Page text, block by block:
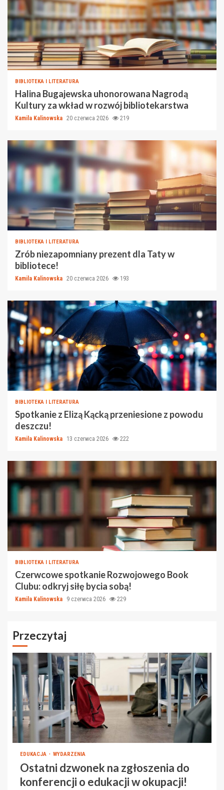
BIBLIOTEKA I LITERATURA
Halina Bugajewska uhonorowana Nagrodą
Kultury za wkład w rozwój bibliotekarstwa
Kamila Kalinowska 20 czerwca 2026 219
BIBLIOTEKA I LITERATURA
Zrób niezapomniany prezent dla Taty w
bibliotece!
Kamila Kalinowska 20 czerwca 2026 193
BIBLIOTEKA I LITERATURA
Spotkanie z Elizą Kącką przeniesione z powodu
deszczu!
Kamila Kalinowska 13 czerwca 2026 222
BIBLIOTEKA I LITERATURA
Czerwcowe spotkanie Rozwojowego Book
Clubu: odkryj siłę bycia sobą!
Kamila Kalinowska 9 czerwca 2026 229
Przeczytaj
EDUKACJA WYDARZENIA
Ostatni dzwonek na zgłoszenia do
konferencji o edukacji w okupacji!